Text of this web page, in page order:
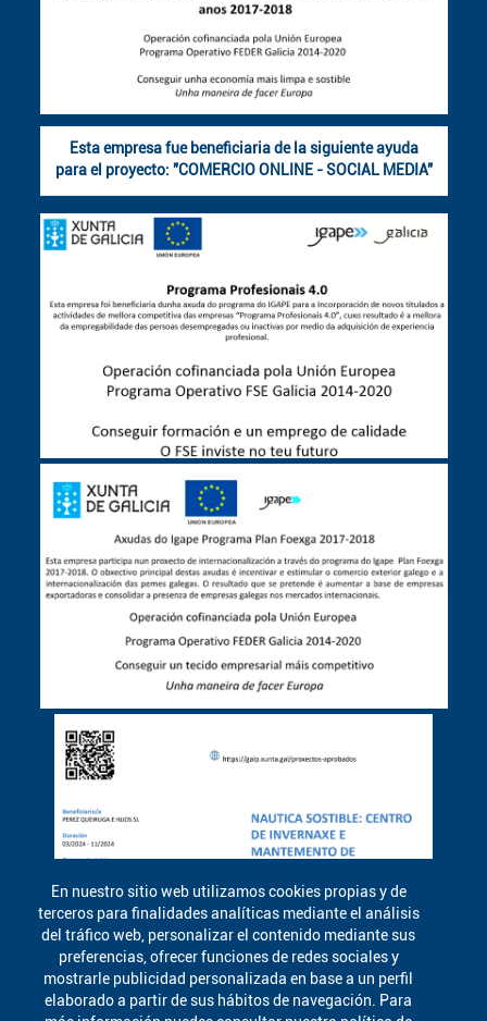
En nuestro sitio web utilizamos cookies propias y de
terceros para finalidades analíticas mediante el análisis
del tráfico web, personalizar el contenido mediante sus
preferencias, ofrecer funciones de redes sociales y
mostrarle publicidad personalizada en base a un perfil
elaborado a partir de sus hábitos de navegación. Para
Esta empresa fue beneficiaria de la siguiente ayuda
para el proyecto: "COMERCIO ONLINE - SOCIAL MEDIA"